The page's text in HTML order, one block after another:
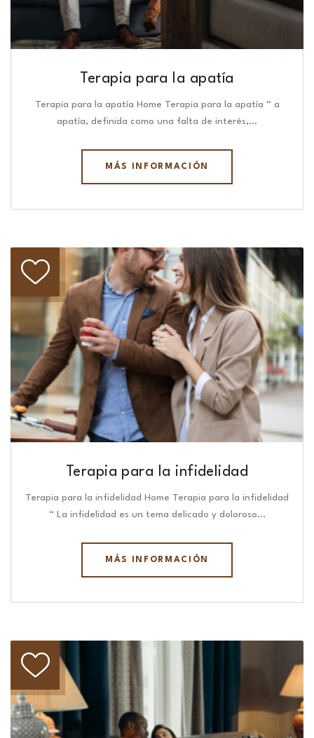
Terapia para la apatía
Terapia para la apatía Home Terapia para la apatía “ a
apatía, definida como una falta de interés,…
MÁS INFORMACIÓN
Terapia para la infidelidad
Terapia para la infidelidad Home Terapia para la infidelidad
“ La infidelidad es un tema delicado y doloroso…
MÁS INFORMACIÓN